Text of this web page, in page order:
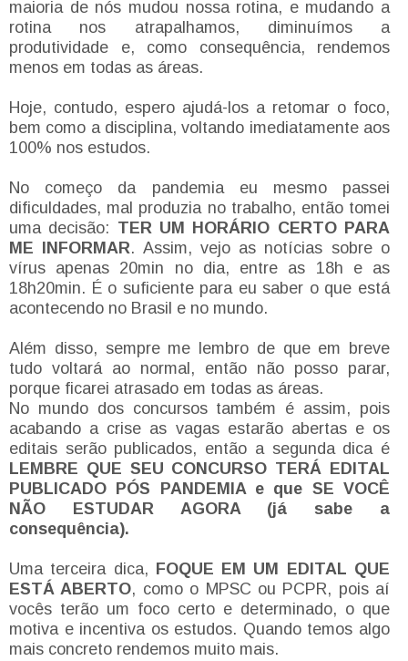
maioria de nós mudou nossa rotina, e mudando a
rotina nos atrapalhamos, diminuímos a
produtividade e, como consequência, rendemos
menos em todas as áreas.
Hoje, contudo, espero ajudá-los a retomar o foco,
bem como a disciplina, voltando imediatamente aos
100% nos estudos.
No começo da pandemia eu mesmo passei
dificuldades, mal produzia no trabalho, então tomei
uma decisão: TER UM HORÁRIO CERTO PARA
ME INFORMAR. Assim, vejo as notícias sobre o
vírus apenas 20min no dia, entre as 18h e as
18h20min. É o suficiente para eu saber o que está
acontecendo no Brasil e no mundo.
Além disso, sempre me lembro de que em breve
tudo voltará ao normal, então não posso parar,
porque ficarei atrasado em todas as áreas.
No mundo dos concursos também é assim, pois
acabando a crise as vagas estarão abertas e os
editais serão publicados, então a segunda dica é
LEMBRE QUE SEU CONCURSO TERÁ EDITAL
PUBLICADO PÓS PANDEMIA e que SE VOCÊ
NÃO ESTUDAR AGORA (já sabe a
consequência).
Uma terceira dica, FOQUE EM UM EDITAL QUE
ESTÁ ABERTO, como o MPSC ou PCPR, pois aí
vocês terão um foco certo e determinado, o que
motiva e incentiva os estudos. Quando temos algo
mais concreto rendemos muito mais.